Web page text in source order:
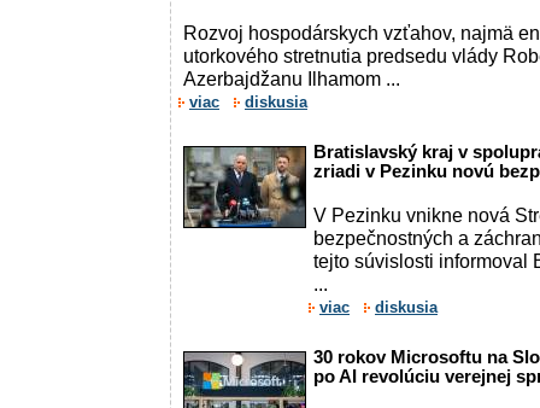
Rozvoj hospodárskych vzťahov, najmä
utorkového stretnutia predsedu vlády
Azerbajdžanu Ilhamom ...
viac diskusia
Bratislavský kraj v
zriadi v Pezinku novú
V Pezinku vnikne nová
bezpečnostných a
tejto súvislosti informoval
...
viac diskusia
30 rokov Microsoftu na
po AI revolúciu verejnej